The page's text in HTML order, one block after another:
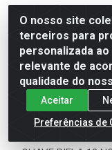
O nosso site
terceiros para
personalizada
relevante de
qualidade do
Aceitar
Preferências de